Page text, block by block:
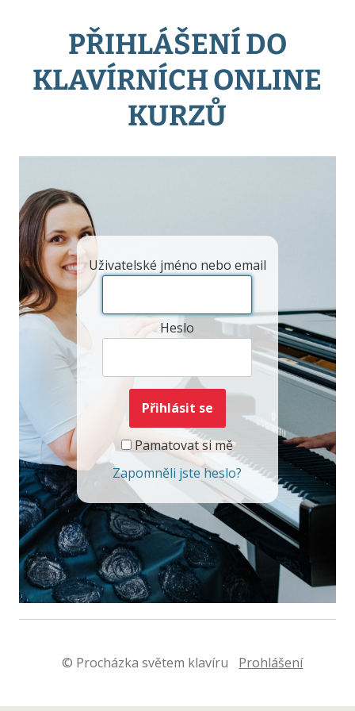
PŘIHLÁŠENÍ DO
KLAVÍRNÍCH ONLINE
KURZŮ
Uživatelské jméno nebo email
Heslo
Pamatovat si mě
Zapomněli jste heslo?
© Procházka světem klavíru Prohlášení